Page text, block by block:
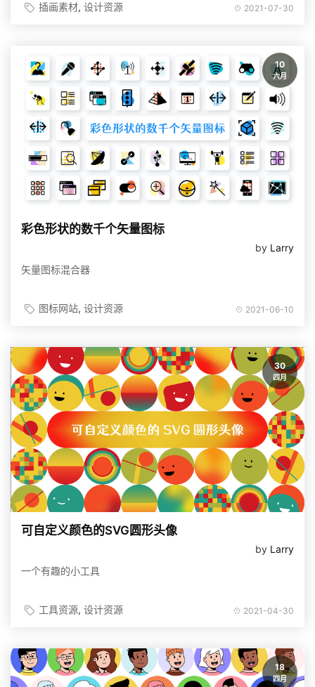
插画素材 设计资源 2021-07-30
10
六月
彩色形状的数千个矢量图标
by Larry
矢量图标混合器
图标网站 设计资源 2021-06-10
30
四月
可自定义颜色的SVG圆形头像
by Larry
一个有趣的小工具
工具资源 设计资源 2021-04-30
18
四月